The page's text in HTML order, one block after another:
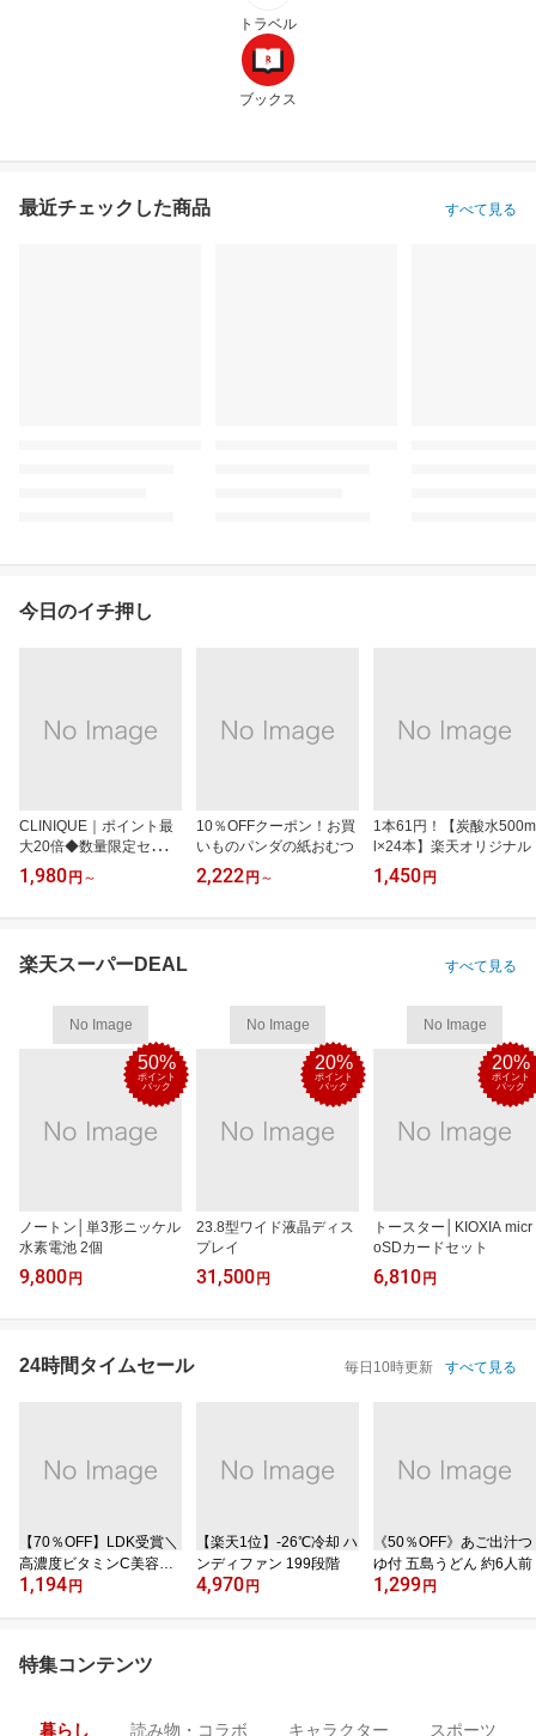
トラベル
ブックス
最近チェックした商品 すべて見る
今日のイチ押し
CLINIQUE｜ポイント最
大20倍◆数量限定セット
も
1,980 円 ～
10％OFFクーポン！お買
いものパンダの紙おむつ
2,222 円 ～
1本61円！【炭酸水500m
l×24本】楽天オリジナル
1,450 円
楽天スーパーDEAL すべて見る
No Image
50%
ポイント
バック
ノートン│単3形ニッケル
水素電池 2個
9,800 円
No Image
20%
ポイント
バック
23.8型ワイド液晶ディス
プレイ
31,500 円
No Image
20%
ポイント
バック
トースター│KIOXIA micr
oSDカードセット
6,810 円
24時間タイムセール 毎日10時更新 すべて見る
【70％OFF】LDK受賞＼
高濃度ビタミンC美容液
／
1,194 円
【楽天1位】‐26℃冷却 ハ
ンディファン 199段階
4,970 円
《50％OFF》あご出汁つ
ゆ付 五島うどん 約6人前
1,299 円
特集コンテンツ
暮らし 読み物・コラボ キャラクター スポーツ